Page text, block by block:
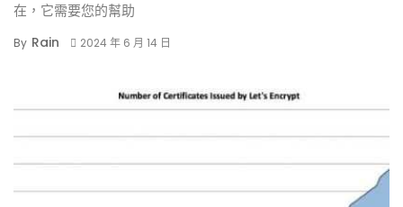
在，它需要您的幫助
By Rain 2024 年 6 月 14 日